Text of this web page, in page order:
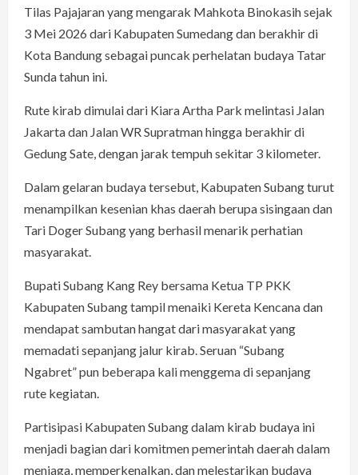
Tilas Pajajaran yang mengarak Mahkota Binokasih sejak
3 Mei 2026 dari Kabupaten Sumedang dan berakhir di
Kota Bandung sebagai puncak perhelatan budaya Tatar
Sunda tahun ini.
Rute kirab dimulai dari Kiara Artha Park melintasi Jalan
Jakarta dan Jalan WR Supratman hingga berakhir di
Gedung Sate, dengan jarak tempuh sekitar 3 kilometer.
Dalam gelaran budaya tersebut, Kabupaten Subang turut
menampilkan kesenian khas daerah berupa sisingaan dan
Tari Doger Subang yang berhasil menarik perhatian
masyarakat.
Bupati Subang Kang Rey bersama Ketua TP PKK
Kabupaten Subang tampil menaiki Kereta Kencana dan
mendapat sambutan hangat dari masyarakat yang
memadati sepanjang jalur kirab. Seruan “Subang
Ngabret” pun beberapa kali menggema di sepanjang
rute kegiatan.
Partisipasi Kabupaten Subang dalam kirab budaya ini
menjadi bagian dari komitmen pemerintah daerah dalam
menjaga, memperkenalkan, dan melestarikan budaya